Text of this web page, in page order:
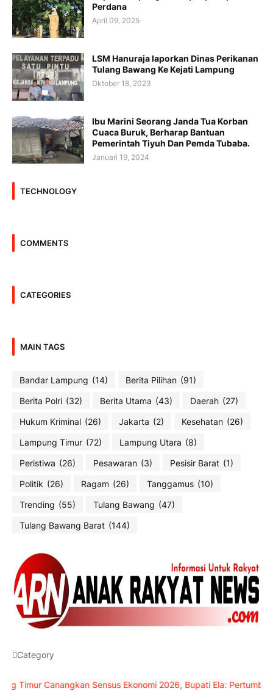
Perdana
April 09, 2025
LSM Hanuraja laporkan Dinas Perikanan
Tulang Bawang Ke Kejati Lampung
Oktober 18, 2023
Ibu Marini Seorang Janda Tua Korban
Cuaca Buruk, Berharap Bantuan
Pemerintah Tiyuh Dan Pemda Tubaba.
Januari 19, 2024
TECHNOLOGY
COMMENTS
CATEGORIES
MAIN TAGS
Bandar Lampung (14) Berita Pilihan (91)
Berita Polri (32) Berita Utama (43) Daerah (27)
Hukum Kriminal (26) Jakarta (2) Kesehatan (26)
Lampung Timur (72) Lampung Utara (8)
Peristiwa (26) Pesawaran (3) Pesisir Barat (1)
Politik (26) Ragam (26) Tanggamus (10)
Trending (55) Tulang Bawang (47)
Tulang Bawang Barat (144)
Category
Canangkan Sensus Ekonomi 2026, Bupati Ela: Pertumbuhan